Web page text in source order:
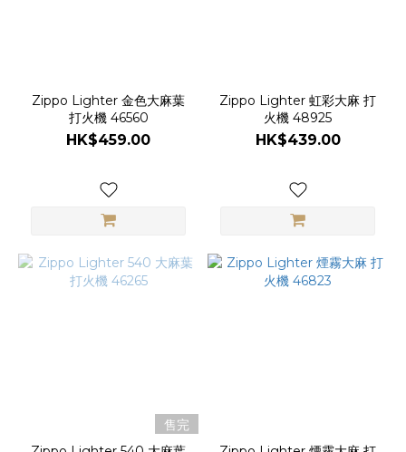
Zippo Lighter 金色大麻葉
打火機 46560
HK$459.00
Zippo Lighter 虹彩大麻 打
火機 48925
HK$439.00
售完